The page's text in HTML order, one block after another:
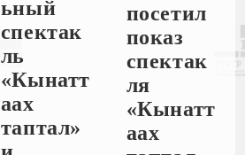
ьный
спектак
ль
«Кынатт
аах
таптал»
посетил
показ
спектак
ля
«Кынатт
аах